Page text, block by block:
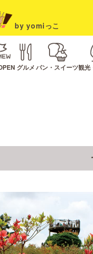
by yomiっこ
グルメ パン・スイーツ観光